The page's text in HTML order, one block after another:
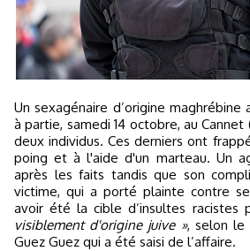
Un sexagénaire d’origine maghrébine a violemment été pris
à partie, samedi 14 octobre, au
deux individus. Ces derniers ont
poing et à l'aide d'un marteau. Un
après les faits tandis que son
victime, qui a porté plainte contre
avoir été la cible d’insultes racistes
visiblement d'origine juive », selon le
Guez Guez qui a été saisi de l’affaire.